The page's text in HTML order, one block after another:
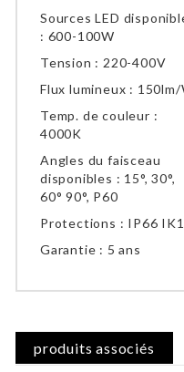
Sources LED
: 600-100W
Tension : 220-400V
Flux lumineux : 150lm/
Temp. de couleur :
4000K
Angles du faisceau
disponibles : 15°, 30°,
60° 90°, P60
Protections : IP66
Garantie : 5 ans
produits associés